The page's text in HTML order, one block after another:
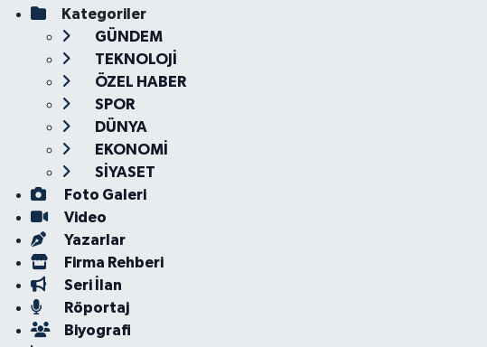
Kategoriler
GÜNDEM
TEKNOLOJİ
ÖZEL HABER
SPOR
DÜNYA
EKONOMİ
SİYASET
Foto Galeri
Video
Yazarlar
Firma Rehberi
Seri İlan
Röportaj
Biyografi